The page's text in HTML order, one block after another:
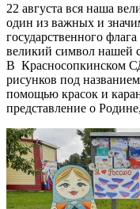
22 августа вся наша
один из важных и
государственного
великий символ нашей
В Красносопкинском
рисунков под
помощью красок и
представление о